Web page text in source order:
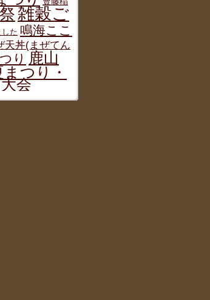
雑穀ご
た 鳴海ここ
天丼(まぜてん
り 鹿山
つり・
会